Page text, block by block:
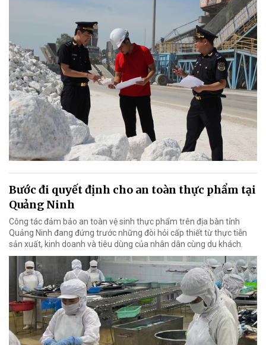
Bước đi quyết định cho an toàn thực phẩm tại
Quảng Ninh
Công tác đảm bảo an toàn vệ sinh thực phẩm trên địa bàn tỉnh
Quảng Ninh đang đứng trước những đòi hỏi cấp thiết từ thực tiễn
sản xuất, kinh doanh và tiêu dùng của nhân dân cùng du khách.